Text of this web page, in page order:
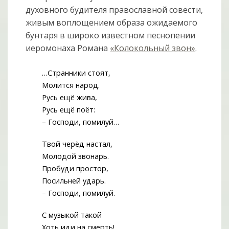
духовного будителя православной совести,
живым воплощением образа ожидаемого
бунтаря в широко известном песнопении
иеромонаха Романа «Колокольный звон».
…Странники стоят,
Молится народ.
Русь ещё жива,
Русь ещё поёт:
– Господи, помилуй…
Твой черёд настал,
Молодой звонарь.
Пробуди простор,
Посильней ударь.
– Господи, помилуй.
С музыкой такой